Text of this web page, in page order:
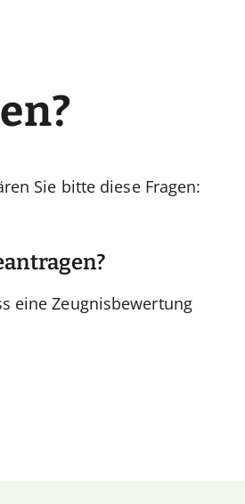
Sie bitte diese Fragen:
eine Zeugnisbewertung